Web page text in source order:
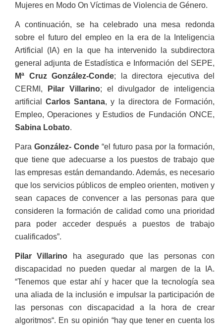
Mujeres en Modo On Víctimas de Violencia de Género.
A continuación, se ha celebrado una mesa redonda
sobre el futuro del empleo en la era de la Inteligencia
Artificial (IA) en la que ha intervenido la subdirectora
general adjunta de Estadística e Información del SEPE,
Mª Cruz González-Conde; la directora ejecutiva del
CERMI,
Pilar Villarino; el divulgador de inteligencia
artificialCarlos Santana, y la directora de Formación,
Empleo, Operaciones y Estudios de Fundación ONCE,
Sabina Lobato.
Para González- Conde “el futuro pasa por la formación,
que tiene que adecuarse a los puestos de trabajo que
las empresas están demandando. Además, es necesario
que los servicios públicos de empleo orienten, motiven y
sean capaces de convencer a las personas para que
consideren la formación de calidad como una prioridad
para poder acceder después a puestos de trabajo
cualificados”.
Pilar Villarino ha asegurado que las personas con
discapacidad no pueden quedar al margen de la IA.
“Tenemos que estar ahí y hacer que la tecnología sea
una aliada de la inclusión e impulsar la participación de
las personas con discapacidad a la hora de crear
algoritmos“. En su opinión “hay que tener en cuenta los